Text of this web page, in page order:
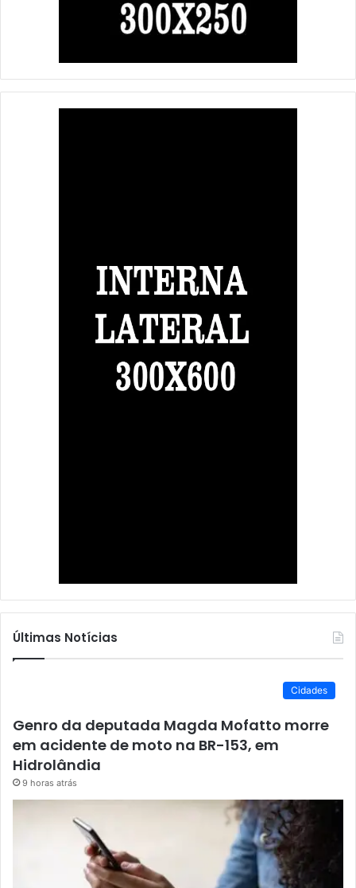
Últimas Notícias
Cidades
Genro da deputada Magda Mofatto morre
em acidente de moto na BR-153, em
Hidrolândia
9 horas atrás